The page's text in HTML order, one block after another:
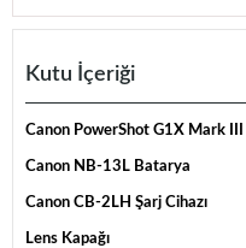
Kutu İçeriği
Canon PowerShot G1X Mark III
Canon NB-13L Batarya
Canon CB-2LH Şarj Cihazı
Lens Kapağı